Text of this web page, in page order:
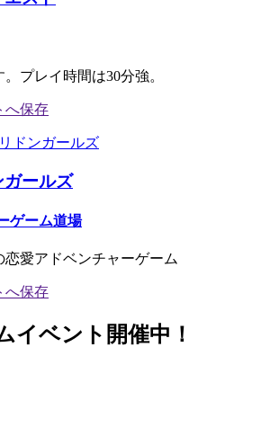
プレイ時間は30分強。
ガールズ
ゲーム道場
恋愛アドベンチャーゲーム
イベント開催中！